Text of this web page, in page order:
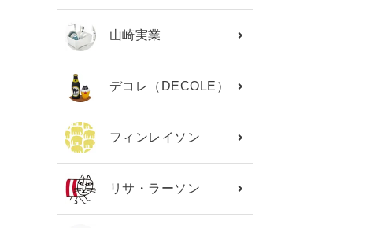
山崎実業
デコレ（DECOLE）
フィンレイソン
リサ・ラーソン